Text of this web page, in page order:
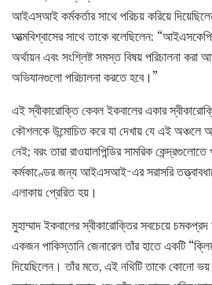
আইএসআই কর্মকর্তার সাথে পরিচয় করিয়ে
আত্মবিশ্বাসের সাথে তাকে বলেছিলেন:
অর্থায়ন এবং সংশ্লিষ্ট সমস্ত বিষয় পরিচালনা করা
অভিযানগুলো পরিচালনা করতে হবে।”
এই স্বীকারোক্তি কেবল ইকবালের একার
কৌশলকে উন্মোচিত করে যা দেখায় যে এই
নেই; বরং তারা রাওয়ালপিন্ডির সামরিক
কর্মকাণ্ডের জন্য আইএসআই-এর সরাসরি
এলাকায় প্রেরিত হয়।
মুহাম্মাদ ইকবালের স্বীকারোক্তির সবচেয়ে
একজন পাকিস্তানি জেনারেল তাঁর হাতে একটি
দিয়েছিলেন। তাঁর মতে, এই নথিটি তাকে কোনো ভয়